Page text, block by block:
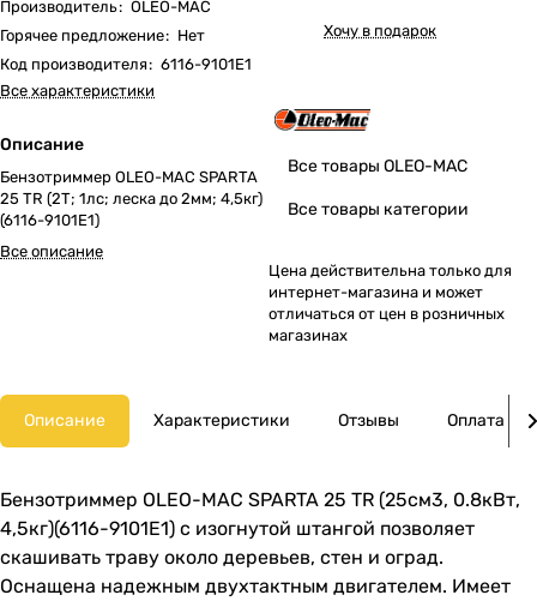
Производитель: OLEO-MAC
Горячее предложение: Нет
Код производителя: 6116-9101E1
Все характеристики
Описание
Бензотриммер OLEO-MAC SPARTA
25 TR (2Т; 1лс; леска до 2мм; 4,5кг)
(6116-9101E1)
Все описание
Хочу в подарок
Все товары OLEO-MAC
Все товары категории
Цена действительна только для
интернет-магазина и может
отличаться от цен в розничных
магазинах
Описание Характеристики Отзывы Оплата
Бензотриммер OLEO-MAC SPARTA 25 TR (25см3, 0.8кВт,
4,5кг)(6116-9101E1) с изогнутой штангой позволяет
скашивать траву около деревьев, стен и оград.
Оснащена надежным двухтактным двигателем. Имеет